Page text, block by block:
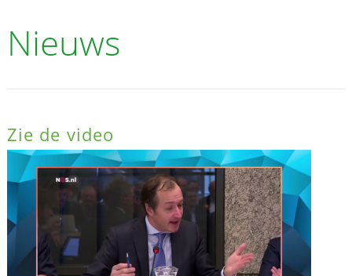
Nieuws
Zie de video